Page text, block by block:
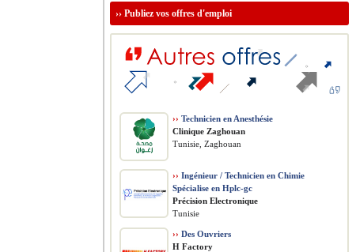
›› Publiez vos offres d'emploi
›› Technicien en Anesthésie
Clinique Zaghouan
Tunisie, Zaghouan
›› Ingénieur / Technicien en Chimie
Spécialise en Hplc-gc
Précision Electronique
Tunisie
›› Des Ouvriers
H Factory